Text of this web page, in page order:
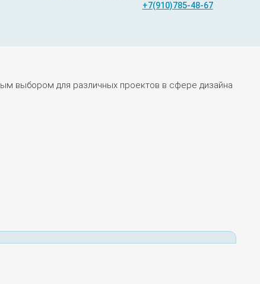
+7(910)785-48-67
выбором для различных проектов в сфере дизайна